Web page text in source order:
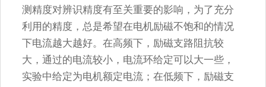
测精度对辨识精度有至关重要的影响，为了充分
利用的精度，总是希望在电机励磁不饱和的情况
下电流越大越好。在高频下，励磁支路阻抗较
大，通过的电流较小，电流环给定可以大一些，
实验中给定为电机额定电流；在低频下，励磁支